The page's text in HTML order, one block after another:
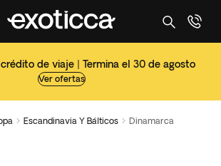
de viaje | Termina el 30 de agosto
Ver ofertas
 Escandinavia Y Bálticos  Dinamarca